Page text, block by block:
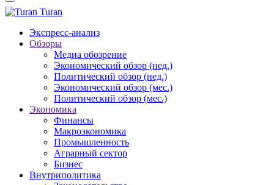
Turan
Экспресс-анализ
Обзоры
Медиа обозрение
Экономический обзор (нед.)
Политический обзор (нед.)
Экономический обзор (мес.)
Политический обзор (мес.)
Экономика
Финансы
Макроэкономика
Промышленность
Аграрный сектор
Бизнес
Внутриполитика